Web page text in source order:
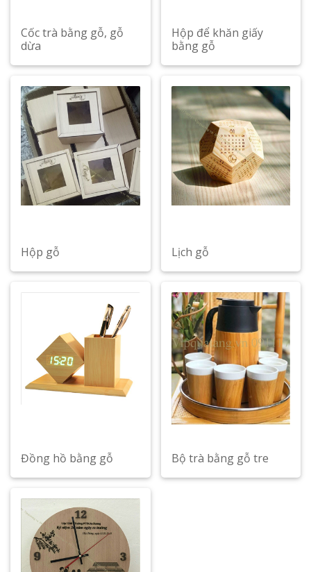
Cốc trà bằng gỗ, gỗ
dừa
Hộp để khăn giấy
bằng gỗ
Hộp gỗ Lịch gỗ
Đồng hồ bằng gỗ Bộ trà bằng gỗ tre